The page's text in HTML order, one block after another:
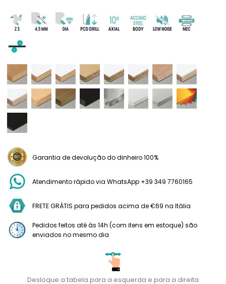
Garantia de devolução do dinheiro 100%
Atendimento rápido via WhatsApp +39 349 7760165
FRETE GRÁTIS para pedidos acima de €69 na Itália
Pedidos feitos até às 14h (com itens em estoque) são
enviados no mesmo dia
Desloque a tabela para a esquerda e para a direita